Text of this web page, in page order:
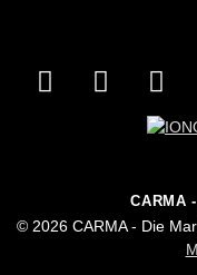
CARMA
© 2026 CARMA - Die